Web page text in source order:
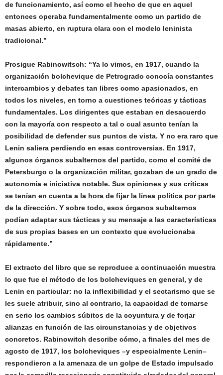
de funcionamiento, así como el hecho de que en aquel
entonces operaba fundamentalmente como un partido de
masas abierto, en ruptura clara con el modelo leninista
tradicional.”
Prosigue Rabinowitsch: “Ya lo vimos, en 1917, cuando la
organización bolchevique de Petrogrado conocía constantes
intercambios y debates tan libres como apasionados, en
todos los niveles, en torno a cuestiones teóricas y tácticas
fundamentales. Los dirigentes que estaban en desacuerdo
con la mayoría con respecto a tal o cual asunto tenían la
posibilidad de defender sus puntos de vista. Y no era raro que
Lenin saliera perdiendo en esas controversias. En 1917,
algunos órganos subalternos del partido, como el comité de
Petersburgo o la organización militar, gozaban de un grado de
autonomía e iniciativa notable. Sus opiniones y sus críticas
se tenían en cuenta a la hora de fijar la línea política por parte
de la dirección. Y sobre todo, esos órganos subalternos
podían adaptar sus tácticas y su mensaje a las características
de sus propias bases en un contexto que evolucionaba
rápidamente.”
El extracto del libro que se reproduce a continuación muestra
lo que fue el método de los bolcheviques en general, y de
Lenin en particular: no la inflexibilidad y el sectarismo que se
les suele atribuir, sino al contrario, la capacidad de tomarse
en serio los cambios súbitos de la coyuntura y de forjar
alianzas en función de las circunstancias y de objetivos
concretos. Rabinowitch describe cómo, a finales del mes de
agosto de 1917, los bolcheviques –y especialmente Lenin–
respondieron a la amenaza de un golpe de Estado impulsado